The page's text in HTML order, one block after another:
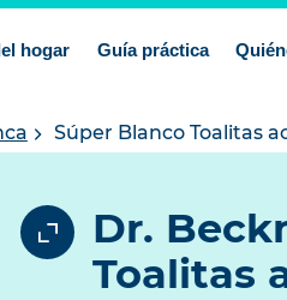
hogar Guía práctica
Súper Blanco Toalitas
Dr.
Toalitas